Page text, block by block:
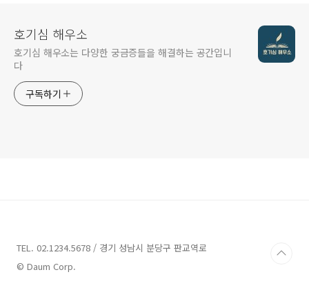
호기심 해우소
호기심 해우소는 다양한 궁금증들을 해결하는 공간입니
다
구독하기
TEL. 02.1234.5678 / 경기 성남시 분당구 판교역로
© Daum Corp.